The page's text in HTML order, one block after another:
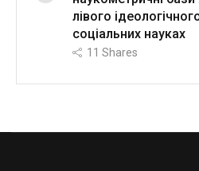
лівого
соціальних науках
11 Shares